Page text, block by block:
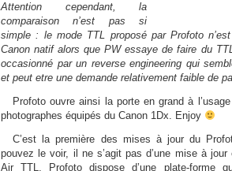
Attention cependant, la
comparaison n’est pas si
simple : le mode TTL proposé par Profoto
Canon natif alors que PW essaye de faire du
occasionné par un reverse engineering qui
et peut etre une demande relativement faible de
Profoto ouvre ainsi la porte en grand à
photographes équipés du Canon 1Dx. Enjoy
C’est la première des mises à jour du
pouvez le voir, il ne s’agit pas d’une mise à
Air TTL, Profoto dispose d’une plate-forme